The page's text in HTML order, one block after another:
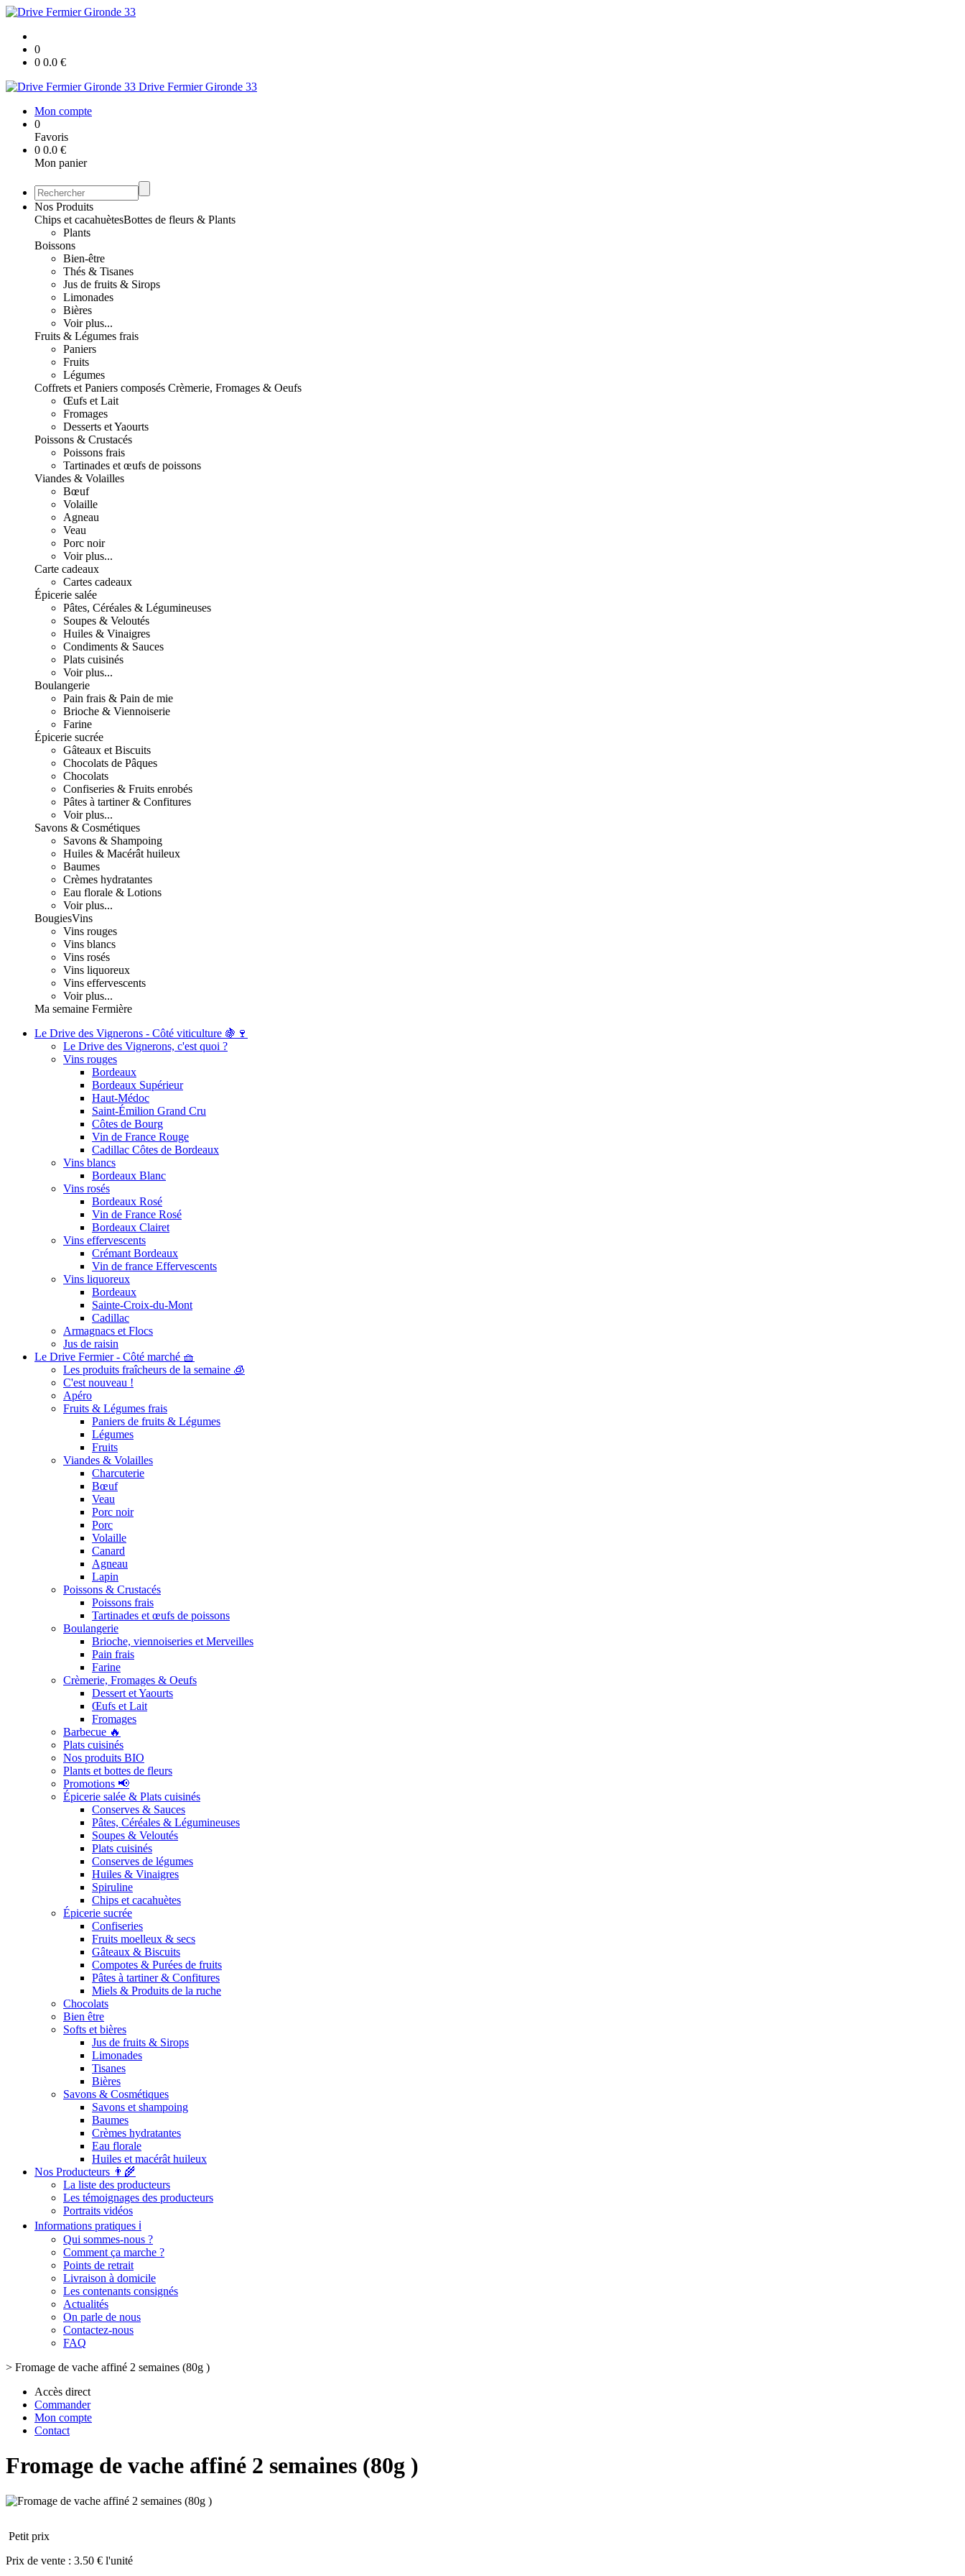
0
0 0.0 €
Drive Fermier Gironde 33
Mon compte
0
Favoris
0 0.0 €
Mon panier
Nos Produits
Chips et cacahuètesBottes de fleurs & Plants
Plants
Boissons
Bien-être
Thés & Tisanes
Jus de fruits & Sirops
Limonades
Bières
Voir plus...
Fruits & Légumes frais
Paniers
Fruits
Légumes
Coffrets et Paniers composés Crèmerie, Fromages & Oeufs
Œufs et Lait
Fromages
Desserts et Yaourts
Poissons & Crustacés
Poissons frais
Tartinades et œufs de poissons
Viandes & Volailles
Bœuf
Volaille
Agneau
Veau
Porc noir
Voir plus...
Carte cadeaux
Cartes cadeaux
Épicerie salée
Pâtes, Céréales & Légumineuses
Soupes & Veloutés
Huiles & Vinaigres
Condiments & Sauces
Plats cuisinés
Voir plus...
Boulangerie
Pain frais & Pain de mie
Brioche & Viennoiserie
Farine
Épicerie sucrée
Gâteaux et Biscuits
Chocolats de Pâques
Chocolats
Confiseries & Fruits enrobés
Pâtes à tartiner & Confitures
Voir plus...
Savons & Cosmétiques
Savons & Shampoing
Huiles & Macérât huileux
Baumes
Crèmes hydratantes
Eau florale & Lotions
Voir plus...
BougiesVins
Vins rouges
Vins blancs
Vins rosés
Vins liquoreux
Vins effervescents
Voir plus...
Ma semaine Fermière
Le Drive des Vignerons - Côté viticulture 🍇🍷
Le Drive des Vignerons, c'est quoi ?
Vins rouges
Bordeaux
Bordeaux Supérieur
Haut-Médoc
Saint-Émilion Grand Cru
Côtes de Bourg
Vin de France Rouge
Cadillac Côtes de Bordeaux
Vins blancs
Bordeaux Blanc
Vins rosés
Bordeaux Rosé
Vin de France Rosé
Bordeaux Clairet
Vins effervescents
Crémant Bordeaux
Vin de france Effervescents
Vins liquoreux
Bordeaux
Sainte-Croix-du-Mont
Cadillac
Armagnacs et Flocs
Jus de raisin
Le Drive Fermier - Côté marché 🧺
Les produits fraîcheurs de la semaine 🧊
C'est nouveau !
Apéro
Fruits & Légumes frais
Paniers de fruits & Légumes
Légumes
Fruits
Viandes & Volailles
Charcuterie
Bœuf
Veau
Porc noir
Porc
Volaille
Canard
Agneau
Lapin
Poissons & Crustacés
Poissons frais
Tartinades et œufs de poissons
Boulangerie
Brioche, viennoiseries et Merveilles
Pain frais
Farine
Crèmerie, Fromages & Oeufs
Dessert et Yaourts
Œufs et Lait
Fromages
Barbecue 🔥
Plats cuisinés
Nos produits BIO
Plants et bottes de fleurs
Promotions 📢
Épicerie salée & Plats cuisinés
Conserves & Sauces
Pâtes, Céréales & Légumineuses
Soupes & Veloutés
Plats cuisinés
Conserves de légumes
Huiles & Vinaigres
Spiruline
Chips et cacahuètes
Épicerie sucrée
Confiseries
Fruits moelleux & secs
Gâteaux & Biscuits
Compotes & Purées de fruits
Pâtes à tartiner & Confitures
Miels & Produits de la ruche
Chocolats
Bien être
Softs et bières
Jus de fruits & Sirops
Limonades
Tisanes
Bières
Savons & Cosmétiques
Savons et shampoing
Baumes
Crèmes hydratantes
Eau florale
Huiles et macérât huileux
Nos Producteurs 👨‍🌾
La liste des producteurs
Les témoignages des producteurs
Portraits vidéos
Informations pratiques ℹ️
Qui sommes-nous ?
Comment ça marche ?
Points de retrait
Livraison à domicile
Les contenants consignés
Actualités
On parle de nous
Contactez-nous
FAQ
> Fromage de vache affiné 2 semaines (80g )
Accès direct
Commander
Mon compte
Contact
Fromage de vache affiné 2 semaines (80g )
Petit prix
Prix de vente : 3.50 € l'unité